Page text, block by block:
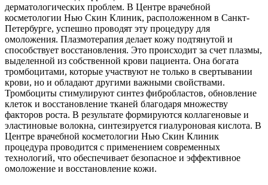
дерматологических проблем. В Центре врачебной
косметологии Нью Скин Клиник, расположенном в Санкт-
Петербурге, успешно проводят эту процедуру для
омоложения. Плазмотерапия делает кожу подтянутой и
способствует восстановления. Это происходит за счет плазмы,
выделенной из собственной крови пациента. Она богата
тромбоцитами, которые участвуют не только в свертывании
крови, но и обладают другими важными свойствами.
Тромбоциты стимулируют синтез фибробластов, обновление
клеток и восстановление тканей благодаря множеству
факторов роста. В результате формируются коллагеновые и
эластиновые волокна, синтезируется гиалуроновая кислота. В
Центре врачебной косметологии Нью Скин Клиник
процедура проводится с применением современных
технологий, что обеспечивает безопасное и эффективное
омоложение и восстановление кожи.